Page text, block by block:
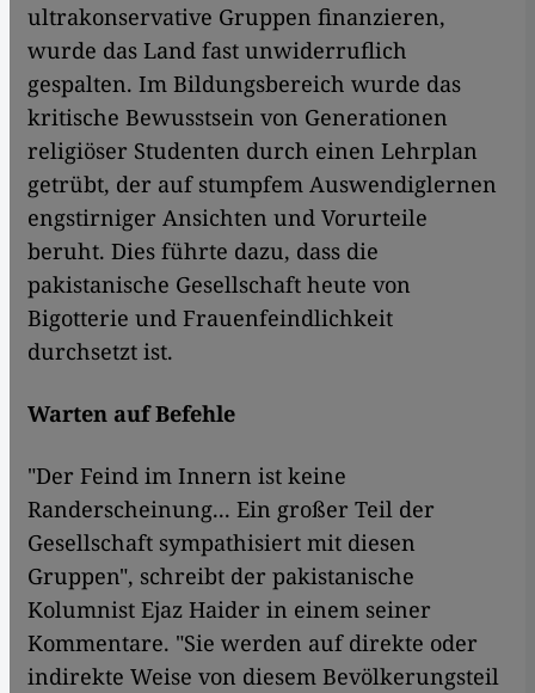
ultrakonservative Gruppen finanzieren,
wurde das Land fast unwiderruflich
gespalten. Im Bildungsbereich wurde das
kritische Bewusstsein von Generationen
religiöser Studenten durch einen Lehrplan
getrübt, der auf stumpfem Auswendiglernen
engstirniger Ansichten und Vorurteile
beruht. Dies führte dazu, dass die
pakistanische Gesellschaft heute von
Bigotterie und Frauenfeindlichkeit
durchsetzt ist.
Warten auf Befehle
"Der Feind im Innern ist keine
Randerscheinung... Ein großer Teil der
Gesellschaft sympathisiert mit diesen
Gruppen", schreibt der pakistanische
Kolumnist Ejaz Haider in einem seiner
Kommentare. "Sie werden auf direkte oder
indirekte Weise von diesem Bevölkerungsteil